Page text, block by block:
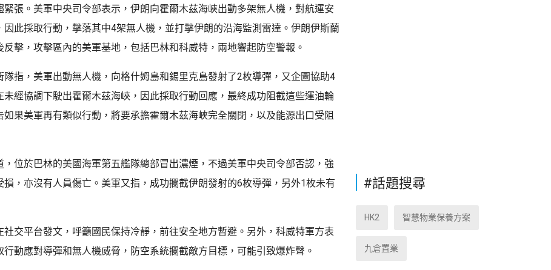
緊張。美軍中央司令部表示，伊朗向霍爾木茲海峽出動多架無人機，對航運安
因此採取行動，擊落其中4架無人機，並打擊伊朗的沿海監測雷達。伊朗伊斯蘭
反擊，攻擊區內的美軍基地，包括巴林和科威特，兩地響起防空警報。
隊指，美軍出動無人機，向格什姆島和錫里克島發射了2枚導彈，又企圖協助4
未經協調下駛出霍爾木茲海峽，因此採取行動回應，最終成功阻截這些運油輪
如果美軍再有類似行動，將要承擔霍爾木茲海峽完全關閉，以及能源出口受阻
，位於巴林的美國海軍第五艦隊總部冒出濃煙，不過美軍中央司令部否認，強
損，亦沒有人員傷亡。美軍又指，成功攔截伊朗發射的6枚導彈，另外1枚未有
社交平台發文，呼籲國民保持冷靜，前往安全地方暫避。另外，科威特軍方表
行動應對導彈和無人機威脅，防空系統攔截敵方目標，可能引致爆炸聲。
#話題搜尋
HK2 智慧物業保養方案
九倉置業